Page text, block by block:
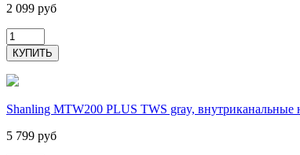
2 099 руб
Shanling MTW200 PLUS TWS gray, внутриканальные
5 799 руб